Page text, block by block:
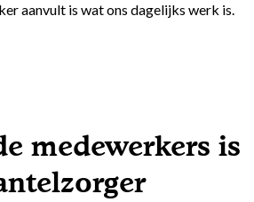
aanvult is wat ons dagelijks werk is.
medewerkers is